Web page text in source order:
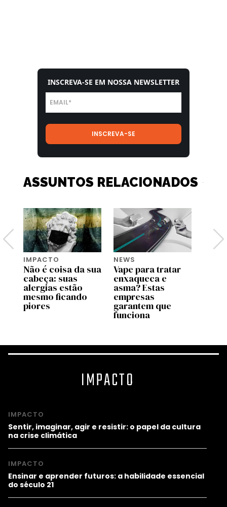
INSCREVA-SE EM NOSSA NEWSLETTER
ASSUNTOS RELACIONADOS
IMPACTO
Não é coisa da sua
cabeça: suas
alergias estão
mesmo ficando
piores
NEWS
Vape para tratar
enxaqueca e
asma? Estas
empresas
garantem que
funciona
IMPACTO
IMPACTO
Sentir, imaginar, agir e resistir: o papel da cultura
na crise climática
IMPACTO
Ensinar e aprender futuros: a habilidade essencial
do século 21